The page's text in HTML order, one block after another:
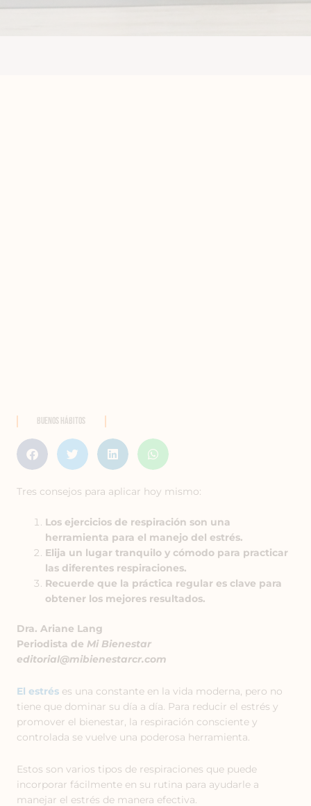
Buenos Hábitos
Tres consejos para aplicar hoy mismo:
Los ejercicios de respiración son una
herramienta para el manejo del estrés.
Elija un lugar tranquilo y cómodo para practicar
las diferentes respiraciones.
Recuerde que la práctica regular es clave para
obtener los mejores resultados.
Dra. Ariane Lang
Periodista de Mi Bienestar
editorial@mibienestarcr.com
El estrés es una constante en la vida moderna, pero no
tiene que dominar su día a día. Para reducir el estrés y
promover el bienestar, la respiración consciente y
controlada se vuelve una poderosa herramienta.
Estos son varios tipos de respiraciones que puede
incorporar fácilmente en su rutina para ayudarle a
manejar el estrés de manera efectiva.